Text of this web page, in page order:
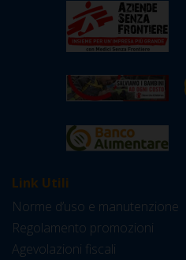
Link Utili
Norme d’uso e manutenzione
Regolamento promozioni
Agevolazioni fiscali